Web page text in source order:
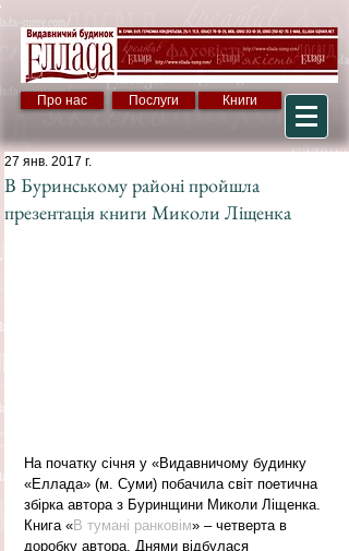
Про нас Послуги Книги
В Буринському районі пройшла
презентація книги Миколи Ліщенка
27 янв. 2017 г.
На початку січня у «Видавничому будинку
«Еллада» (м. Суми) побачила світ поетична
збірка автора з Буринщини Миколи Ліщенка.
Книга «В тумані ранковім» – четверта в
доробку автора. Днями відбулася